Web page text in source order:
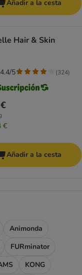
Añadir a la cesta
Hair & Skin
€
5 (324)
Añadir a la cesta
Animonda
FURminator
KONG